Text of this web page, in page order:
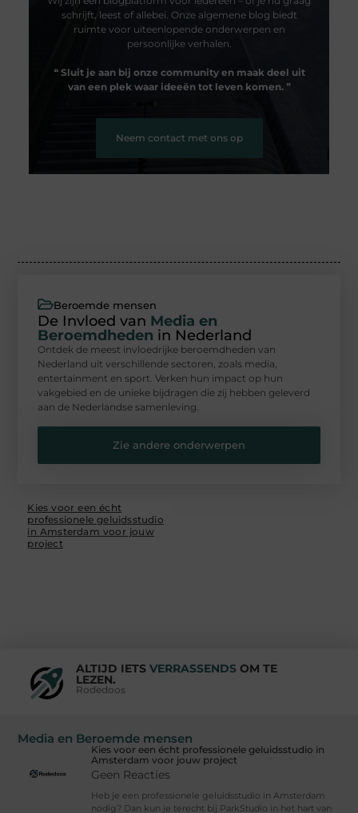
schrijft, leest of allebei. Onze algemene blog biedt
ruimte voor uiteenlopende onderwerpen en
persoonlijke verhalen.
❝ Sluit je aan bij onze community en maak deel uit
van een plek waar ideeën tot leven komen.❞
Neem contact met ons op
Beroemde mensen
De Invloed van Media en
Beroemdheden in Nederland
Ontdek de meest invloedrijke beroemdheden van
Nederland uit verschillende sectoren, zoals media,
entertainment en sport. Verken hun impact op hun
vakgebied en de unieke bijdragen die zij hebben geleverd
aan de Nederlandse samenleving.
Zie andere onderwerpen
Kies voor een écht
professionele geluidsstudio
in Amsterdam voor jouw
project
ALTIJD IETS VERRASSENDSOM TE
LEZEN.
Rodedoos
Media en Beroemde mensen
Kies voor een écht professionele geluidsstudio in
Amsterdam voor jouw project
Geen Reacties
Heb je een professionele geluidsstudio in Amsterdam
nodig? Dan kun je terecht bij ParkStudio in het hart van